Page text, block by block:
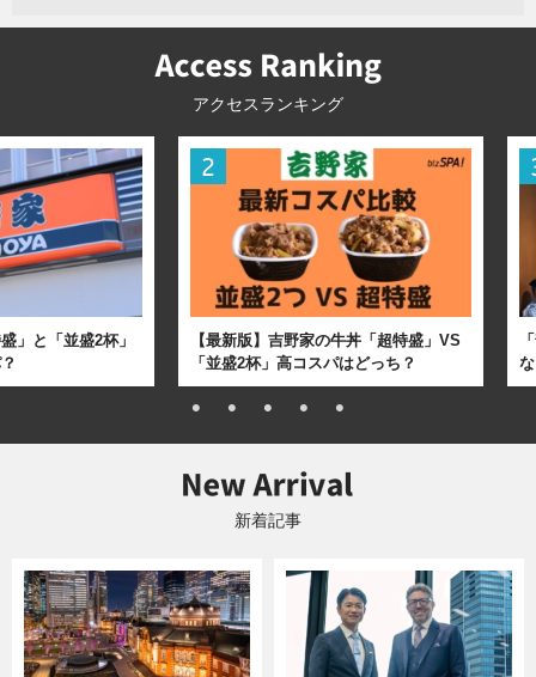
アクセスランキング
」と「並盛2杯」
【最新版】吉野家の牛丼「超特盛」VS
「並盛2杯」高コスパはどっち？
新着記事